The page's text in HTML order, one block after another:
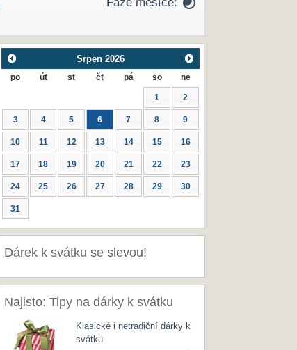
Fáze měsíce:
Srpen 2026
po út st čt pá so ne
1 2
3 4 5 6 7 8 9
10 11 12 13 14 15 16
17 18 19 20 21 22 23
24 25 26 27 28 29 30
31
Dárek k svátku se slevou!
Najisto: Tipy na dárky k svátku
Klasické i netradiční dárky k
svátku